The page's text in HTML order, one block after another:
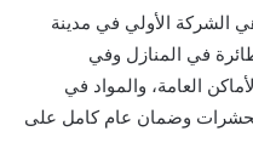
الأولي في مدينة
في المنازل وفي
العامة، والمواد في
وضمان عام كامل على